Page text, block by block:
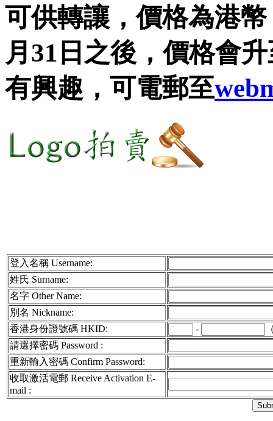
可供轉讓，價格為港幣
月31日之後，價格會
有興趣，可電郵至
登入名稱 Username:
姓氏 Surname:
名字 Other Name:
別名 Nickname:
香港身份證號碼 HKID:
-
請選擇密碼 Password :
重新輸入密碼 Confirm Password:
收取激活電郵 Receive Activation E-
mail :